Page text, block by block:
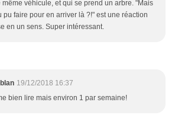
véhicule, et qui se prend un arbre. "Mais
pu faire pour en arriver là ?!" est une réaction
en un sens. Super intéressant.
19/12/2018 16:37
bien lire mais environ 1 par semaine!